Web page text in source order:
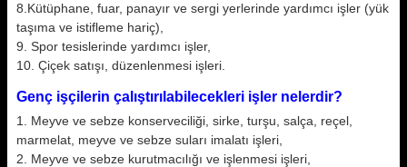
8.Kütüphane, fuar, panayır ve sergi yerlerinde yardımcı işler (yük
taşıma ve istifleme hariç),
9. Spor tesislerinde yardımcı işler,
10. Çiçek satışı, düzenlenmesi işleri.
Genç işçilerin çalıştırılabilecekleri işler nelerdir?
1. Meyve ve sebze konserveciliği, sirke, turşu, salça, reçel,
marmelat, meyve ve sebze suları imalatı işleri,
2. Meyve ve sebze kurutmacılığı ve işlenmesi işleri,